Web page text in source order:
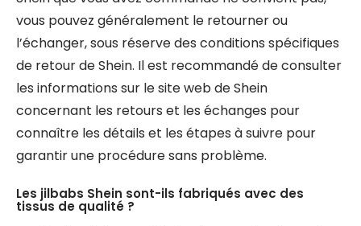
vous pouvez généralement le retourner ou
l’échanger, sous réserve des conditions spécifiques
de retour de Shein. Il est recommandé de consulter
les informations sur le site web de Shein
concernant les retours et les échanges pour
connaître les détails et les étapes à suivre pour
garantir une procédure sans problème.
Les jilbabs Shein sont-ils fabriqués avec des
tissus de qualité ?